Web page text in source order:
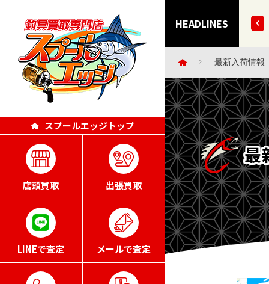
スプールエッジトップ
店頭買取 出張買取
LINEで査定 メールで査定
HEADLINES
ずにごめんなさい・・。」エッジポイント4倍キャンペー
最新入荷情報
最